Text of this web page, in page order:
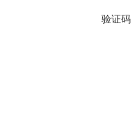
验证码